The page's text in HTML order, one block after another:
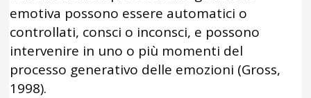
emotiva possono essere automatici o
controllati, consci o inconsci, e possono
intervenire in uno o più momenti del
processo generativo delle emozioni (Gross,
1998).